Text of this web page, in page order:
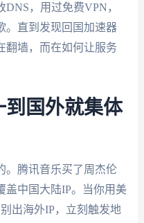
，用过免费VPN，
。直到发现回国加速器
翻墙，而在如何让服务
到国外就集体
。腾讯音乐买了周杰伦
盖中国大陆IP。当你用美
出海外IP，立刻触发地